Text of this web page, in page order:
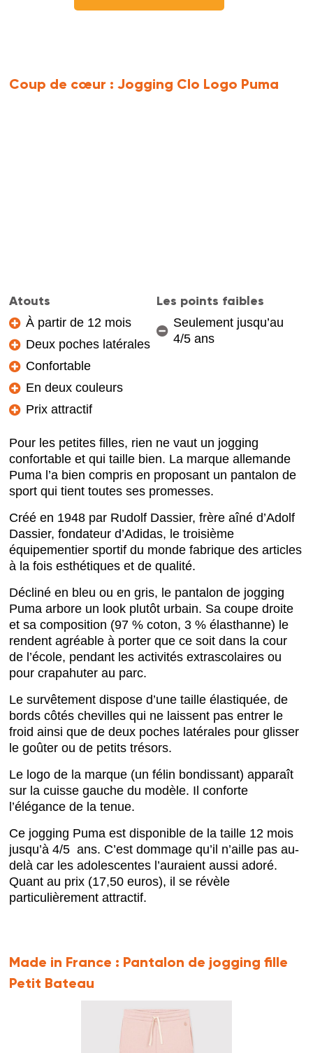
Coup de cœur :Jogging Clo Logo Puma
Atouts
À partir de 12 mois
Deux poches latérales
Confortable
En deux couleurs
Prix attractif
Les points faibles
Seulement jusqu’au
4/5 ans
Pour les petites filles, rien ne vaut un jogging
confortable et qui taille bien. La marque allemande
Puma l’a bien compris en proposant un pantalon de
sport qui tient toutes ses promesses.
Créé en 1948 par Rudolf Dassier, frère aîné d’Adolf
Dassier, fondateur d’Adidas, le troisième
équipementier sportif du monde fabrique des articles
à la fois esthétiques et de qualité.
Décliné en bleu ou en gris, le pantalon de jogging
Puma arbore un look plutôt urbain. Sa coupe droite
et sa composition (97 % coton, 3 % élasthanne) le
rendent agréable à porter que ce soit dans la cour
de l’école, pendant les activités extrascolaires ou
pour crapahuter au parc.
Le survêtement dispose d’une taille élastiquée, de
bords côtés chevilles qui ne laissent pas entrer le
froid ainsi que de deux poches latérales pour glisser
le goûter ou de petits trésors.
Le logo de la marque (un félin bondissant) apparaît
sur la cuisse gauche du modèle. Il conforte
l’élégance de la tenue.
Ce jogging Puma est disponible de la taille 12 mois
jusqu’à 4/5 ans. C’est dommage qu’il n’aille pas au-
delà car les adolescentes l’auraient aussi adoré.
Quant au prix (17,50 euros), il se révèle
particulièrement attractif.
Made in France : Pantalon de jogging fille
Petit Bateau